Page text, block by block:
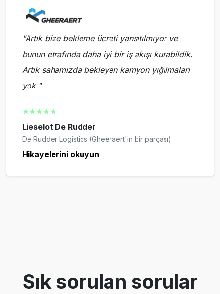
"Artık bize bekleme ücreti yansıtılmıyor ve
bunun etrafında daha iyi bir iş akışı kurabildik.
Artık sahamızda bekleyen kamyon yığılmaları
yok."
★★★★★
Lieselot De Rudder
De Rudder Logistics (Gheeraert'in bir parçası)
Hikayelerini okuyun
Sık sorulan sorular